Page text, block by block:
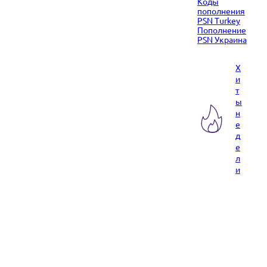
пополнения
PSN Turkey
Пополнение
PSN Украина
Х
и
т
ы
н
е
д
е
л
и